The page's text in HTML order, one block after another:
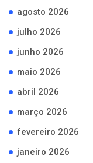
agosto 2026
julho 2026
junho 2026
maio 2026
abril 2026
março 2026
fevereiro 2026
janeiro 2026